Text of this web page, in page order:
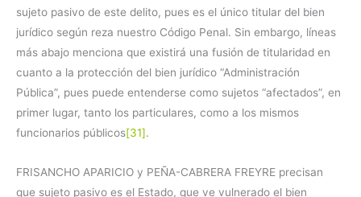
sujeto pasivo de este delito, pues es el único titular del bien
jurídico según reza nuestro Código Penal. Sin embargo, líneas
más abajo menciona que existirá una fusión de titularidad en
cuanto a la protección del bien jurídico “Administración
Pública”, pues puede entenderse como sujetos “afectados”, en
primer lugar, tanto los particulares, como a los mismos
funcionarios públicos[31].
FRISANCHO APARICIO y PEÑA-CABRERA FREYRE precisan
que sujeto pasivo es el Estado, que ve vulnerado el bien